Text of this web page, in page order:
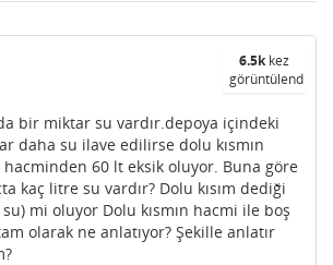
6.5kkez
görüntülendi
bir miktar su vardır.depoya içindeki
daha su ilave edilirse dolu kısmın
hacminden 60 lt eksik oluyor. Buna göre
kaç litre su vardır? Dolu kısım dediği
mi oluyor Dolu kısmın hacmi ile boş
olarak ne anlatıyor? Şekille anlatır